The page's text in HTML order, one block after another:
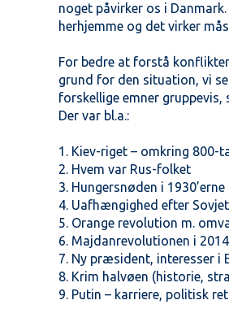
noget påvirker os i
herhjemme og det virker
For bedre at forstå
grund for den situation, vi
forskellige emner
Der var bl.a.:
1. Kiev-riget – omkring 800-
2. Hvem var Rus-folket
3. Hungersnøden i 1930’erne
4. Uafhængighed efter
5. Orange revolution m.
6. Majdanrevolutionen i
7. Ny præsident, interesser i
8. Krim halvøen (historie,
9. Putin – karriere, politisk